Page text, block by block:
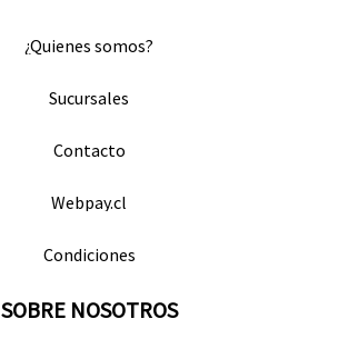
¿Quienes somos?
Sucursales
Contacto
Webpay.cl
Condiciones
SOBRE NOSOTROS